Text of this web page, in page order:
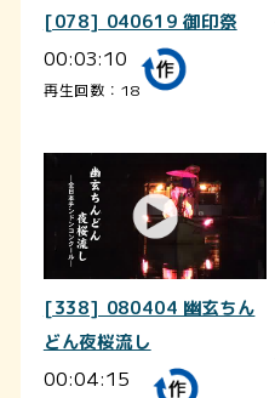
[078] 040619 御印祭
00:03:10
再生回数：18
[338] 080404 幽玄ちん
どん夜桜流し
00:04:15